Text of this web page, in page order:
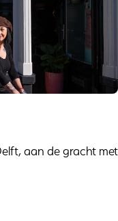
aan de gracht met